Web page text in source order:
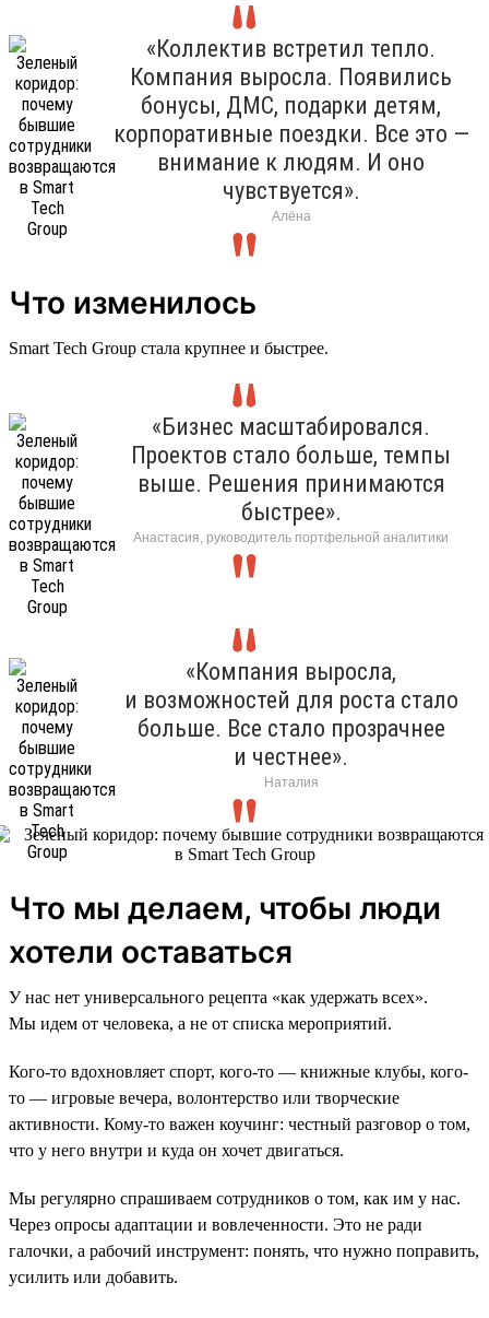
«Коллектив встретил тепло.
Компания выросла. Появились
бонусы, ДМС, подарки детям,
корпоративные поездки. Все это —
внимание к людям. И оно
чувствуется».
Алёна
Что изменилось
Smart Tech Group стала крупнее и быстрее.
«Бизнес масштабировался.
Проектов стало больше, темпы
выше. Решения принимаются
быстрее».
Анастасия, руководитель портфельной аналитики
«Компания выросла,
и возможностей для роста стало
больше. Все стало прозрачнее
и честнее».
Наталия
Что мы делаем, чтобы люди
хотели оставаться
У нас нет универсального рецепта «как удержать всех».
Мы идем от человека, а не от списка мероприятий.
Кого-то вдохновляет спорт, кого-то — книжные клубы, кого-
то — игровые вечера, волонтерство или творческие
активности. Кому-то важен коучинг: честный разговор о том,
что у него внутри и куда он хочет двигаться.
Мы регулярно спрашиваем сотрудников о том, как им у нас.
Через опросы адаптации и вовлеченности. Это не ради
галочки, а рабочий инструмент: понять, что нужно поправить,
усилить или добавить.